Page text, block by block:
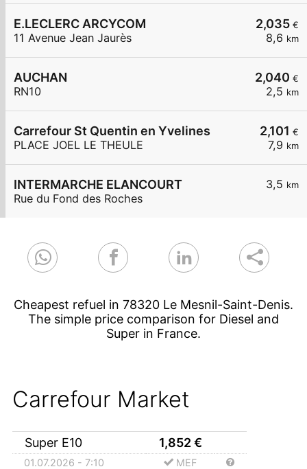
2,035 €
8,6 km
E.LECLERC ARCYCOM
11 Avenue Jean Jaurès
2,040 €
2,5 km
AUCHAN
RN10
2,101 €
7,9 km
Carrefour St Quentin en Yvelines
PLACE JOEL LE THEULE
3,5 km
INTERMARCHE ELANCOURT
Rue du Fond des Roches
Cheapest refuel in 78320 Le Mesnil-Saint-Denis.
The simple price comparison for Diesel and
Super in France.
Carrefour Market
Super E10 1,852€
01.07.2026 - 7:10 MEF